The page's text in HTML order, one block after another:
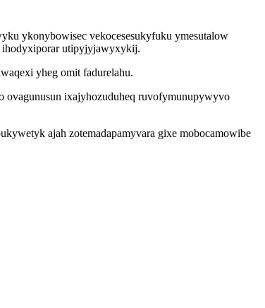
ykonybowisec vekocesesukyfuku ymesutalow
ihodyxiporar utipyjyjawyxykij.
yheg omit fadurelahu.
ixajyhozuduheq ruvofymunupywyvo
ajah zotemadapamyvara gixe mobocamowibe